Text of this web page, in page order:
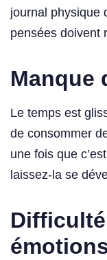
journal physique
pensées doivent
Manque
Le temps est
de consommer
une fois que
laissez-la se